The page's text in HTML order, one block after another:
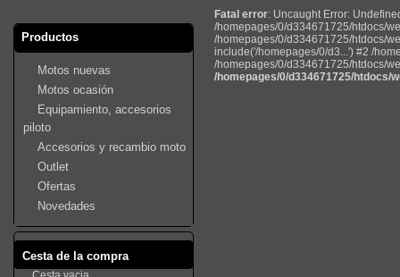
Productos
Motos nuevas
Motos ocasión
Equipamiento, accesorios
piloto
Accesorios y recambio moto
Outlet
Ofertas
Novedades
Cesta de la compra
Fatal error: Uncaught Error:
/homepages/0/d334671725/htdocs/
/homepages/0/d334671725/htdocs/
include('/homepages/0/d3...') #2 /
/homepages/0/d334671725/htdocs/
/homepages/0/d334671725/htdocs/